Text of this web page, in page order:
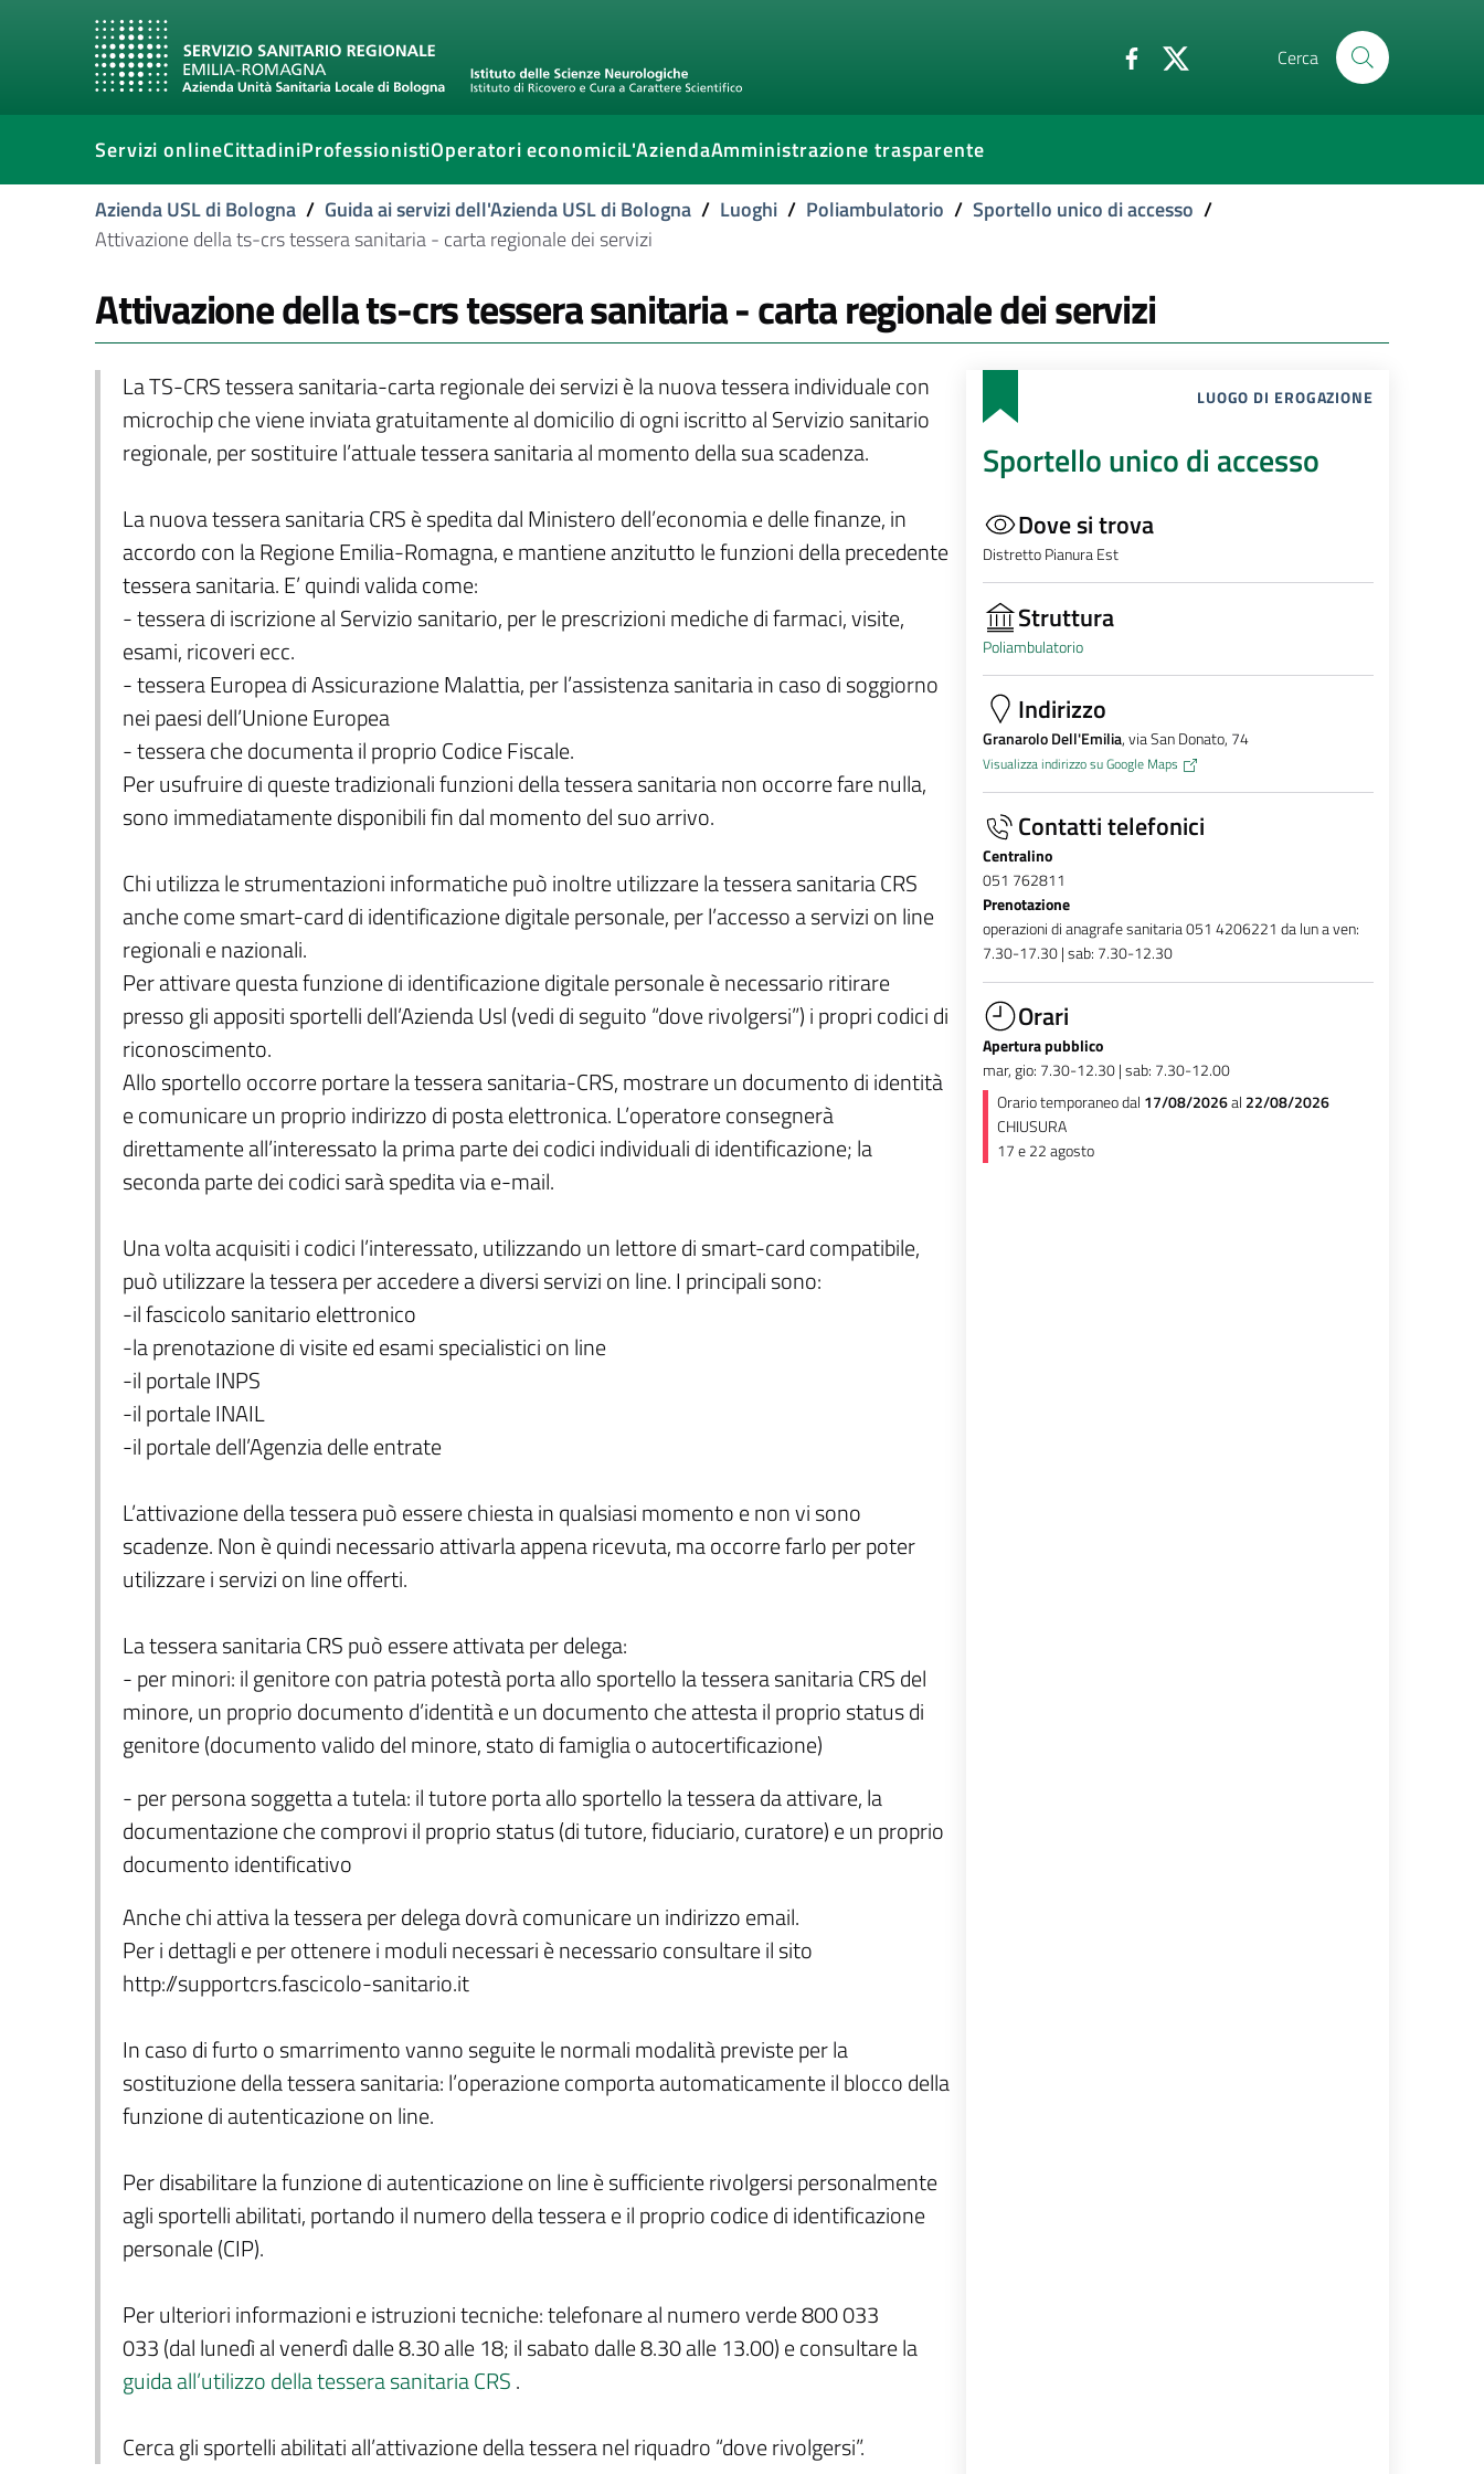
Cerca
Servizi onlineCittadiniProfessionistiOperatori economiciL'AziendaAmministrazione trasparente
Azienda USL di Bologna / Guida ai servizi dell'Azienda USL di Bologna / Luoghi / Poliambulatorio / Sportello unico di accesso /
Attivazione della ts-crs tessera sanitaria - carta regionale dei servizi
Attivazione della ts-crs tessera sanitaria - carta regionale dei servizi
La TS-CRS tessera sanitaria-carta regionale dei servizi è la nuova tessera individuale con
microchip che viene inviata gratuitamente al domicilio di ogni iscritto al Servizio sanitario
regionale, per sostituire l’attuale tessera sanitaria al momento della sua scadenza.
La nuova tessera sanitaria CRS è spedita dal Ministero dell’economia e delle finanze, in
accordo con la Regione Emilia-Romagna, e mantiene anzitutto le funzioni della precedente
tessera sanitaria. E’ quindi valida come:
- tessera di iscrizione al Servizio sanitario, per le prescrizioni mediche di farmaci, visite,
esami, ricoveri ecc.
- tessera Europea di Assicurazione Malattia, per l’assistenza sanitaria in caso di soggiorno
nei paesi dell’Unione Europea
- tessera che documenta il proprio Codice Fiscale.
Per usufruire di queste tradizionali funzioni della tessera sanitaria non occorre fare nulla,
sono immediatamente disponibili fin dal momento del suo arrivo.
Chi utilizza le strumentazioni informatiche può inoltre utilizzare la tessera sanitaria CRS
anche come smart-card di identificazione digitale personale, per l’accesso a servizi on line
regionali e nazionali.
Per attivare questa funzione di identificazione digitale personale è necessario ritirare
presso gli appositi sportelli dell’Azienda Usl (vedi di seguito “dove rivolgersi”) i propri codici di
riconoscimento.
Allo sportello occorre portare la tessera sanitaria-CRS, mostrare un documento di identità
e comunicare un proprio indirizzo di posta elettronica. L’operatore consegnerà
direttamente all’interessato la prima parte dei codici individuali di identificazione; la
seconda parte dei codici sarà spedita via e-mail.
Una volta acquisiti i codici l’interessato, utilizzando un lettore di smart-card compatibile,
può utilizzare la tessera per accedere a diversi servizi on line. I principali sono:
-il fascicolo sanitario elettronico
-la prenotazione di visite ed esami specialistici on line
-il portale INPS
-il portale INAIL
-il portale dell’Agenzia delle entrate
L’attivazione della tessera può essere chiesta in qualsiasi momento e non vi sono
scadenze. Non è quindi necessario attivarla appena ricevuta, ma occorre farlo per poter
utilizzare i servizi on line offerti.
La tessera sanitaria CRS può essere attivata per delega:
- per minori: il genitore con patria potestà porta allo sportello la tessera sanitaria CRS del
minore, un proprio documento d’identità e un documento che attesta il proprio status di
genitore (documento valido del minore, stato di famiglia o autocertificazione)
- per persona soggetta a tutela: il tutore porta allo sportello la tessera da attivare, la
documentazione che comprovi il proprio status (di tutore, fiduciario, curatore) e un proprio
documento identificativo
Anche chi attiva la tessera per delega dovrà comunicare un indirizzo email.
Per i dettagli e per ottenere i moduli necessari è necessario consultare il sito
http://supportcrs.fascicolo-sanitario.it
In caso di furto o smarrimento vanno seguite le normali modalità previste per la
sostituzione della tessera sanitaria: l’operazione comporta automaticamente il blocco della
funzione di autenticazione on line.
Per disabilitare la funzione di autenticazione on line è sufficiente rivolgersi personalmente
agli sportelli abilitati, portando il numero della tessera e il proprio codice di identificazione
personale (CIP).
Per ulteriori informazioni e istruzioni tecniche: telefonare al numero verde 800 033
033 (dal lunedì al venerdì dalle 8.30 alle 18; il sabato dalle 8.30 alle 13.00) e consultare la
guida all’utilizzo della tessera sanitaria CRS .
Cerca gli sportelli abilitati all’attivazione della tessera nel riquadro “dove rivolgersi”.
LUOGO DI EROGAZIONE
Sportello unico di accesso
Dove si trova
Distretto Pianura Est
Struttura
Poliambulatorio
Indirizzo
Granarolo Dell'Emilia, via San Donato, 74
Visualizza indirizzo su Google Maps
Contatti telefonici
Centralino
051 762811
Prenotazione
operazioni di anagrafe sanitaria 051 4206221 da lun a ven:
7.30-17.30 | sab: 7.30-12.30
Orari
Apertura pubblico
mar, gio: 7.30-12.30 | sab: 7.30-12.00
Orario temporaneo dal 17/08/2026al 22/08/2026
CHIUSURA
17 e 22 agosto